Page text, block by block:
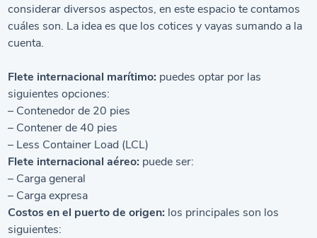
considerar diversos aspectos, en este espacio te contamos
cuáles son. La idea es que los cotices y vayas sumando a la
cuenta.
Flete internacional marítimo: puedes optar por las
siguientes opciones:
– Contenedor de 20 pies
– Contener de 40 pies
– Less Container Load (LCL)
Flete internacional aéreo: puede ser:
– Carga general
– Carga expresa
Costos en el puerto de origen: los principales son los
siguientes: